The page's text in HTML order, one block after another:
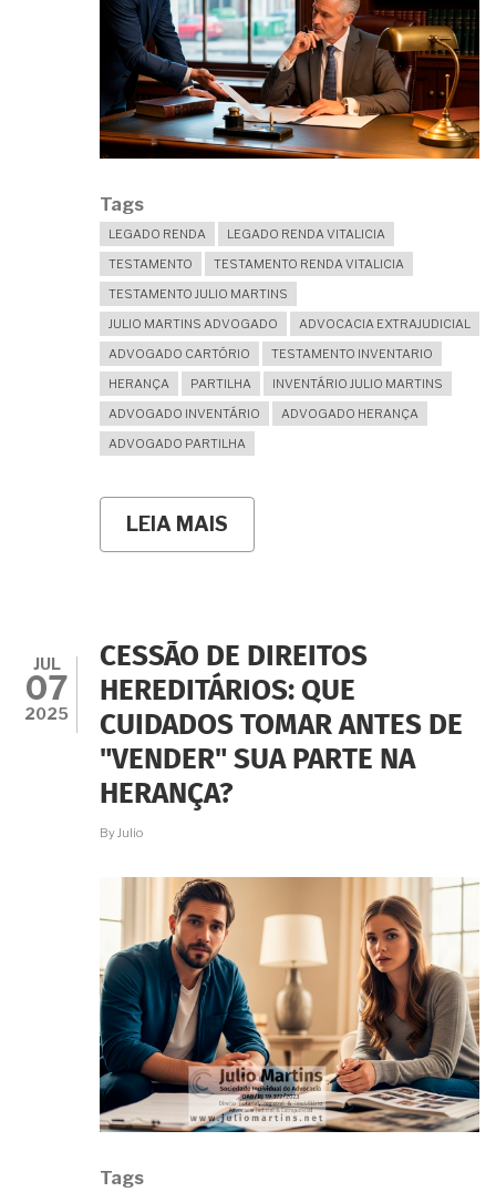
É
SEU.
Tags
LEGADO RENDA
LEGADO RENDA VITALICIA
TESTAMENTO
TESTAMENTO RENDA VITALICIA
TESTAMENTO JULIO MARTINS
JULIO MARTINS ADVOGADO
ADVOCACIA EXTRAJUDICIAL
ADVOGADO CARTÓRIO
TESTAMENTO INVENTARIO
HERANÇA
PARTILHA
INVENTÁRIO JULIO MARTINS
ADVOGADO INVENTÁRIO
ADVOGADO HERANÇA
ADVOGADO PARTILHA
LEIA MAIS
RENDA
QUEM
VOCÊ
AMA
PARA
SEMPRE!
JUL
07
2025
CESSÃO DE DIREITOS
HEREDITÁRIOS: QUE
CUIDADOS TOMAR ANTES DE
"VENDER" SUA PARTE NA
HERANÇA?
ByJulio
Tags